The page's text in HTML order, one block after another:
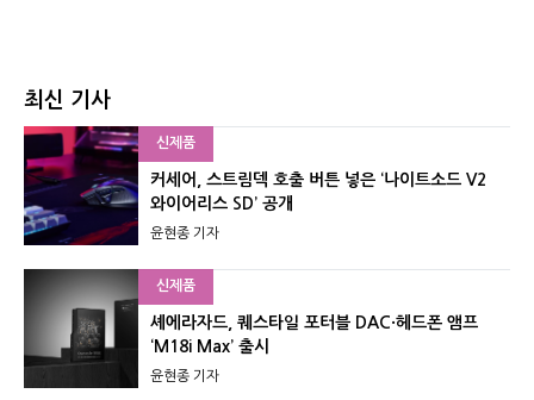
최신 기사
신제품
커세어, 스트림덱 호출 버튼 넣은 ‘나이트소드 V2
와이어리스 SD’ 공개
윤현종 기자
신제품
셰에라자드, 퀘스타일 포터블 DAC·헤드폰 앰프
‘M18i Max’ 출시
윤현종 기자